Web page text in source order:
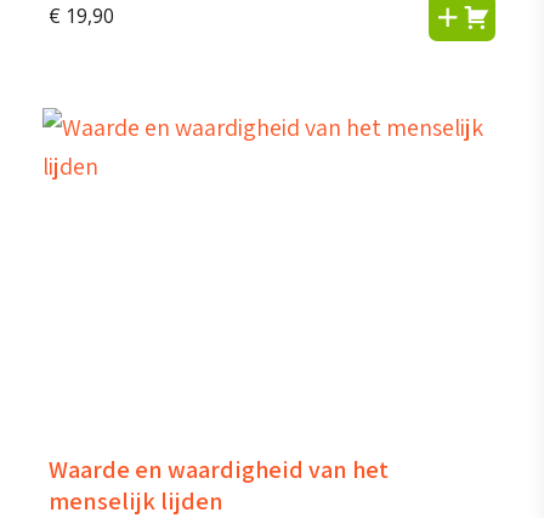
€ 19,90
Waarde en waardigheid van het
menselijk lijden